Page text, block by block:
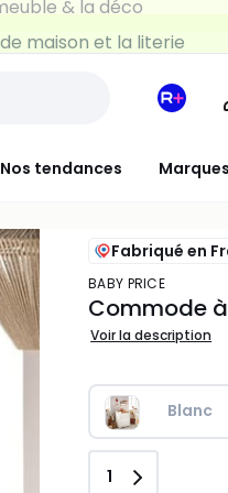
Nos tendances
Mon
Fabriqué en
BABY PRICE
Commode
Voir la description
Blanc
Quantité
1